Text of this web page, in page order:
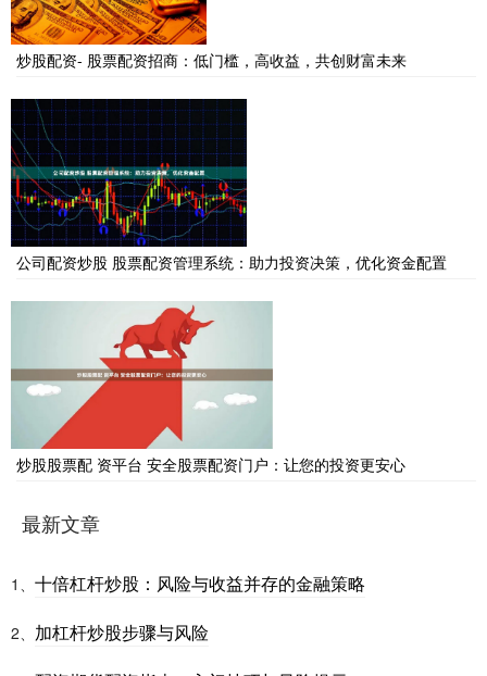
炒股配资- 股票配资招商：低门槛，高收益，共创财富未来
公司配资炒股 股票配资管理系统：助力投资决策，优化资金配置
炒股股票配 资平台 安全股票配资门户：让您的投资更安心
最新文章
1、 十倍杠杆炒股：风险与收益并存的金融策略
2、 加杠杆炒股步骤与风险